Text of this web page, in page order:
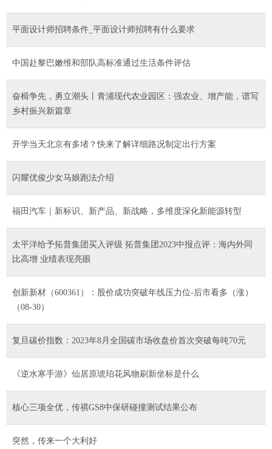
平面设计师招聘条件_平面设计师招聘有什么要求
中国赴黎巴嫩维和部队高标准通过生活条件评估
奋楫争先，勇立潮头丨青浦现代农业园区：强农业、增产能，谱写
乡村振兴新篇章
开学当天北京有多堵？快来了解详细路况制定出行方案
闪耀优俊少女马娘跑法介绍
福田汽车｜新标识、新产品、新战略，多维度深化新能源转型
太平洋给予拓普集团买入评级 拓普集团2023中报点评：海内外同
比高增 业绩表现亮眼
创新新材（600361）：股价成功突破年线压力位-后市看多（涨）
（08-30）
复旦碳价指数：2023年8月全国碳市场收盘价首次突破每吨70元
《逆水寒手游》仙居原琥珀花风物刷新坐标是什么
核心三项全优，传祺GS8中保研碰撞测试结果公布
突然，传来一个大利好